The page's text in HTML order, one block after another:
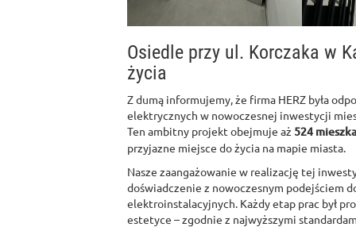
Osiedle przy ul. Korczaka w
życia
Z dumą informujemy, że firma HERZ była
elektrycznych w nowoczesnej inwestycji
Ten ambitny projekt obejmuje aż 524
przyjazne miejsce do życia na mapie miasta.
Nasze zaangażowanie w realizację tej
doświadczenie z nowoczesnym podejściem
elektroinstalacyjnych. Każdy etap prac był
estetyce – zgodnie z najwyższymi